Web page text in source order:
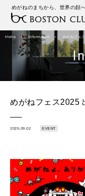
めがねのまちから、世界の顔へ
Home Information めがねフェ
めがねフェス2025
2025.09.02 EVENT